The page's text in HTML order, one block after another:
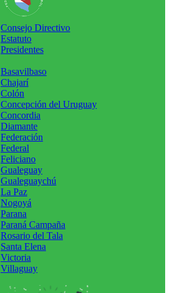
Consejo Directivo
Estatuto
Presidentes
Basavilbaso
Chajarí
Colón
Concepción del Uruguay
Concordia
Diamante
Federación
Federal
Feliciano
Gualeguay
Gualeguaychú
La Paz
Nogoyá
Parana
Paraná Campaña
Rosario del Tala
Santa Elena
Victoria
Villaguay